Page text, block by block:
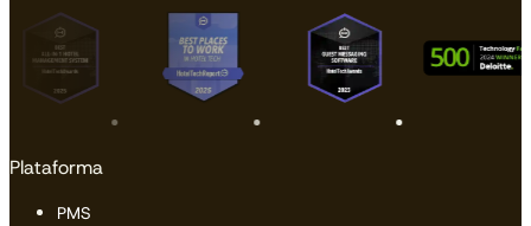
Plataforma
PMS